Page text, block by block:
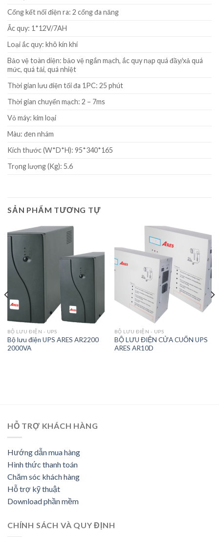
Cổng kết nối điện ra: 2 cổng đa năng
Ắc quy: 1*12V/7AH
Loại ắc quy: khô kín khí
Bảo vệ toàn diện: bảo vệ ngắn mạch, ắc quy nạp quá đầy/xả quá
mức, quá tải, quá nhiệt
Thời gian lưu điện tối đa 1PC: 25 phút
Thời gian chuyển mạch: 2 – 7ms
Vỏ máy: kim loại
Màu: đen nhám
Kích thước (W*D*H): 95*340*165
Trọng lượng (Kg): 5.6
SẢN PHẨM TƯƠNG TỰ
BỘ LƯU ĐIỆN - UPS
Bộ lưu điện UPS ARES AR2200
2000VA
BỘ LƯU ĐIỆN - UPS
BỘ LƯU ĐIỆN CỬA CUỐN UPS
ARES AR10D
HỖ TRỢ KHÁCH HÀNG
Hướng dẫn mua hàng
Hình thức thanh toán
Chăm sóc khách hàng
Hỗ trợ kỹ thuật
Download phần mềm
CHÍNH SÁCH VÀ QUY ĐỊNH